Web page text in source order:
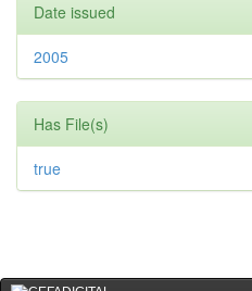
Date issued
2005
Has File(s)
true